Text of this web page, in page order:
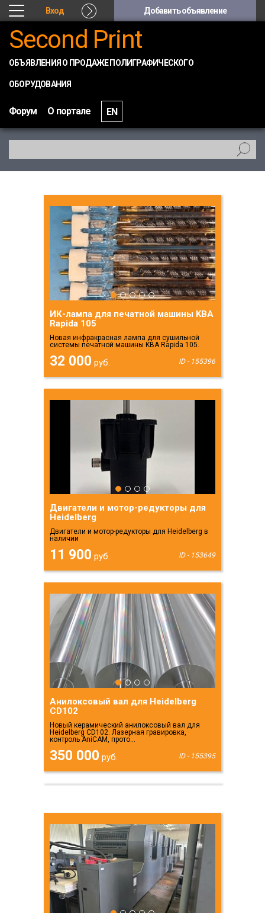
Вход Добавить объявление
Second Print
ОБЪЯВЛЕНИЯ О ПРОДАЖЕ ПОЛИГРАФИЧЕСКОГО
ОБОРУДОВАНИЯ
Форум О портале EN
ИК-лампа для печатной машины KBA
Rapida 105
Новая инфракрасная лампа для сушильной
системы печатной машины KBA Rapida 105.
32 000 руб. ID - 155396
Двигатели и мотор-редукторы для
Heidelberg
Двигатели и мотор-редукторы для Heidelberg в
наличии
11 900 руб. ID - 153649
Анилоксовый вал для Heidelberg
CD102
Новый керамический анилоксовый вал для
Heidelberg CD102. Лазерная гравировка,
контроль AniCAM, прото...
350 000 руб. ID - 155395